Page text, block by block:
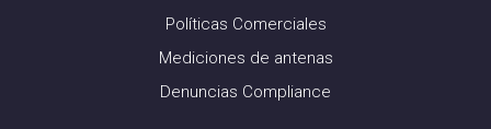
Políticas Comerciales
Mediciones de antenas
Denuncias Compliance